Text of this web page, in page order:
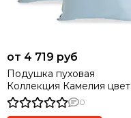
от 4 719 руб
Подушка пуховая
Коллекция Камелия цвет
голубой
0